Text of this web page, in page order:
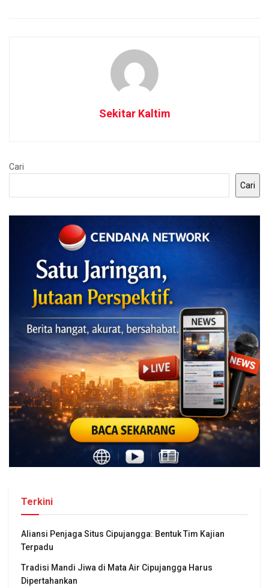
Sekitar Kaltim
Cari
Cari
Terkini
Aliansi Penjaga Situs Cipujangga: Bentuk Tim Kajian
Terpadu
Tradisi Mandi Jiwa di Mata Air Cipujangga Harus
Dipertahankan